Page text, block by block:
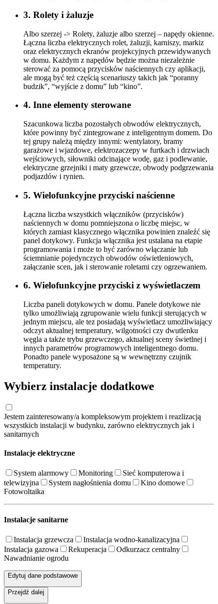
3. Rolety i żaluzje
Albo szerzej -> Rolety, żaluzje albo szerzej – napędy okienne.
Łączna liczba elektrycznych rolet, żaluzji, karniszy, markiz
oraz elektrycznych ekranów projekcyjnych przewidywanych
w domu. Każdym z napędów będzie można niezależnie
sterować za pomocą przycisków naściennych czy aplikacji,
ale mogą być też częścią scenariuszy takich jak “poranny
budzik”, “wyjście z domu” lub “kino”.
4. Inne elementy sterowane
Szacunkowa liczba pozostałych obwodów elektrycznych,
które powinny być zintegrowane z inteligentnym domem. Do
tej grupy należą między innymi: wentylatory, bramy
garażowe i wjazdowe, elektrozaczepy w furtkach i drzwiach
wejściowych, siłowniki odcinające wodę, gaz i podlewanie,
elektryczne grzejniki i maty grzewcze, obwody podgrzewania
podjazdów i rynien.
5. Wielofunkcyjne przyciski naścienne
Łączna liczba wszystkich włączników (przycisków)
naściennych w domu pomniejszona o liczbę miejsc, w
których zamiast klasycznego włącznika powinien znaleźć się
panel dotykowy. Funkcja włącznika jest ustalana na etapie
programowania i może to być zarówno włączanie lub
ściemnianie pojedynczych obwodów oświetleniowych,
załączanie scen, jak i sterowanie roletami czy ogrzewaniem.
6. Wielofunkcyjne przyciski z wyświetlaczem
Liczba paneli dotykowych w domu. Panele dotykowe nie
tylko umożliwiają zgrupowanie wielu funkcji sterujących w
jednym miejscu, ale tez posiadają wyświetlacz umożliwiający
odczyt aktualnej temperatury, wilgotności czy dwutlenku
węgla a także trybu grzewczego, aktualnej sceny świetlnej i
innych parametrów programowych inteligentnego domu.
Ponadto panele wyposażone są w wewnętrzny czujnik
temperatury.
Wybierz instalacje dodatkowe
Jestem zainteresowany/a kompleksowym projektem i reazlizacją
wszystkich instalacji w budynku, zarówno elektrycznych jak i
sanitarnych
Instalacje elektryczne
System alarmowy Monitoring
Sieć komputerowa i
telewizyjna
System nagłośnienia domu
Kino domowe
Fotowoltaika
Instalacje sanitarne
Instalacja grzewcza
Instalacja wodno-kanalizacyjna
Instalacja gazowa
Rekuperacja
Odkurzacz centralny
Nawadnianie ogrodu
Edytuj dane podstawowe
Przejdź dalej